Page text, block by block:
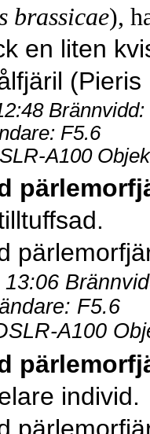
brassicae),
en liten
F5.6
A100
F5.6
A100
individ.